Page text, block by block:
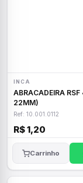
INCA
ABRACADEIRA RSF 4- (17 X
22MM)
Ref: 10.001.0112
R$ 1,20
Carrinho